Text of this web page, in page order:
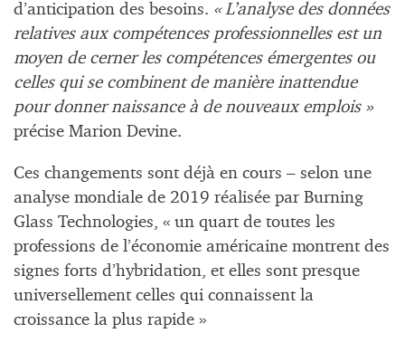
d’anticipation des besoins. « L’analyse des données
relatives aux compétences professionnelles est un
moyen de cerner les compétences émergentes ou
celles qui se combinent de manière inattendue
pour donner naissance à de nouveaux emplois »
précise Marion Devine.
Ces changements sont déjà en cours – selon une
analyse mondiale de 2019 réalisée par Burning
Glass Technologies, « un quart de toutes les
professions de l’économie américaine montrent des
signes forts d’hybridation, et elles sont presque
universellement celles qui connaissent la
croissance la plus rapide »